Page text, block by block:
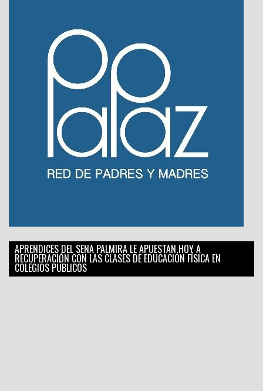
APRENDICES DEL SENA PALMIRA LE APUESTAN HOY A
RECUPERACIÓN CON LAS CLASES DE EDUCACIÓN FÍSICA EN
COLEGIOS PÚBLICOS